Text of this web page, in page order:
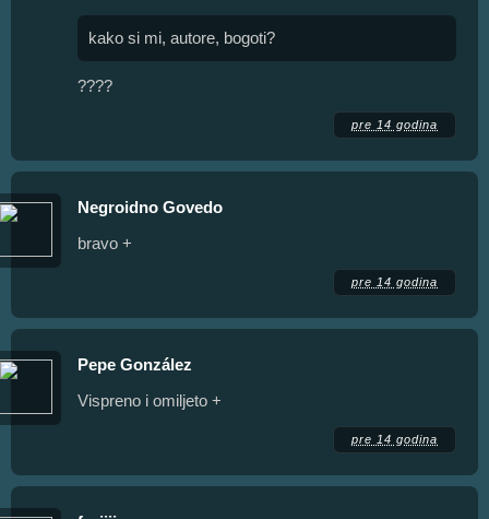
kako si mi, autore, bogoti?
????
pre 14 godina
Negroidno Govedo
bravo +
pre 14 godina
Pepe González
Vispreno i omiljeto +
pre 14 godina